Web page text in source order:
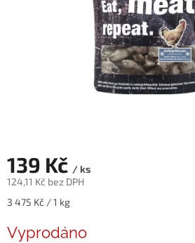
139 Kč / ks
124,11 Kč bez DPH
Měrná
3 475 Kč / 1 kg
Vyprodáno